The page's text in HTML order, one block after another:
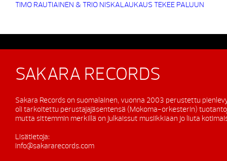
TIMO RAUTIAINEN & TRIO NISKALAUKAUS TEKEE PALUUN
SAKARA RECORDS
Sakara Records on suomalainen, vuonna 2003 perustettu
oli tarkoitettu perustajajäsentensä (Mokoma-orkesterin)
mutta sittemmin merkillä on julkaissut musiikkiaan jo liuta
Lisätietoja:
info@sakararecords.com